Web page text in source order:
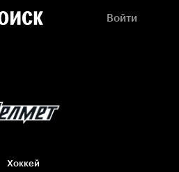
Войти
Хоккей